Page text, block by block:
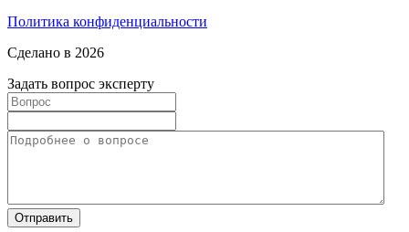
Политика конфиденциальности
Сделано в 2026
Задать вопрос эксперту